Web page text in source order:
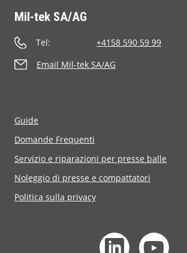
Mil-tek SA/AG
Tel:
+4158 590 59 99
Email Mil-tek SA/AG
Guide
Domande Frequenti
Servizio e riparazioni per presse balle
Noleggio di presse e compattatori
Politica sulla privacy